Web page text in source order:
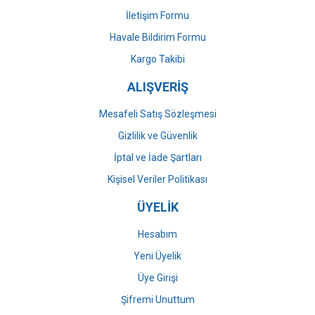
Gönder
İletişim Formu
Havale Bildirim Formu
Kargo Takibi
ALIŞVERİŞ
Mesafeli Satış Sözleşmesi
Gizlilik ve Güvenlik
İptal ve İade Şartları
Kişisel Veriler Politikası
ÜYELİK
Hesabım
Yeni Üyelik
Üye Girişi
Şifremi Unuttum